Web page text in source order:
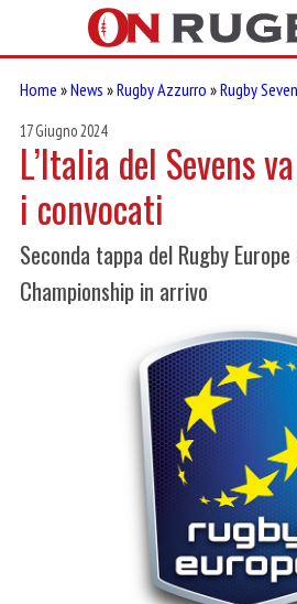
Home »News »Rugby Azzurro »Rugby Seven
17 Giugno 2024
L’Italia del Sevens
i convocati
Seconda tappa del Rugby
Championship in arrivo